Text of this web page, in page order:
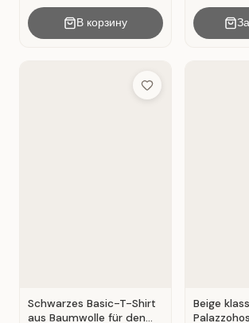
В корзину
Add to Wish List
Schwarzes Basic-T-Shirt
aus Baumwolle für den
Beige